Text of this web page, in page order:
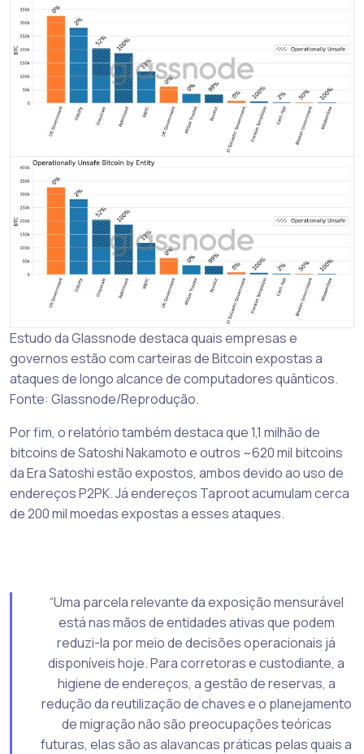
Estudo da Glassnode destaca quais empresas e
governos estão com carteiras de Bitcoin expostas a
ataques de longo alcance de computadores quânticos.
Fonte: Glassnode/Reprodução.
Por fim, o relatório também destaca que 1,1 milhão de
bitcoins de Satoshi Nakamoto e outros ~620 mil bitcoins
da Era Satoshi estão expostos, ambos devido ao uso de
endereços P2PK. Já endereços Taproot acumulam cerca
de 200 mil moedas expostas a esses ataques.
“Uma parcela relevante da exposição mensurável
está nas mãos de entidades ativas que podem
reduzi-la por meio de decisões operacionais já
disponíveis hoje. Para corretoras e custodiante, a
higiene de endereços, a gestão de reservas, a
redução da reutilização de chaves e o planejamento
de migração não são preocupações teóricas
futuras, elas são as alavancas práticas pelas quais a